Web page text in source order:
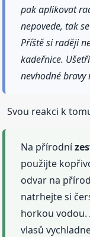
pak aplikovat
nepovede, tak
Příště si raději
kadeřnice.
nevhodné bravy
Svou reakci k
Na přírodní
použijte
odvar na
natrhejte si
horkou
vlasů